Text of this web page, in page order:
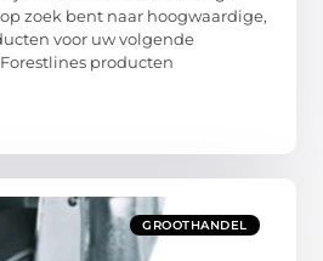
zoek bent naar hoogwaardige,
voor uw volgende
producten
GROOTHANDEL